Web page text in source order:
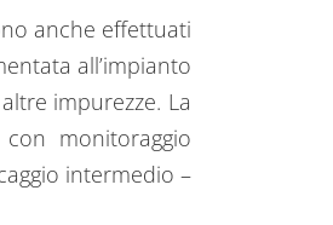
anche effettuati
all’impianto
impurezze. La
monitoraggio
intermedio –